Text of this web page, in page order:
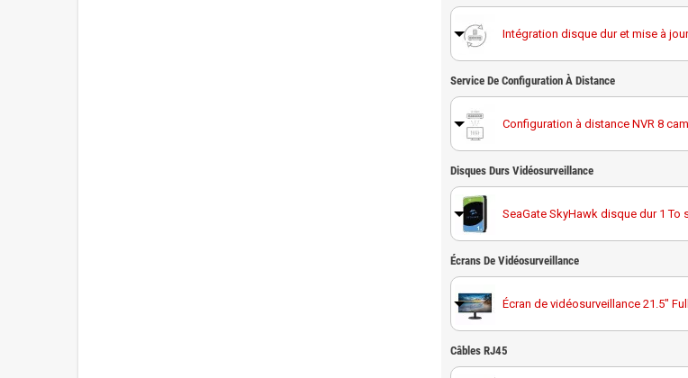
Intégration disque dur et mise à
Service De Configuration À Distance
Configuration à distance NVR 8
Disques Durs Vidéosurveillance
SeaGate SkyHawk disque dur 1 To
Disque dur 1 To spécial
Écrans De Vidéosurveillance
Écran de vidéosurveillance 21.5"
Écran de vidéosurveillance 32" full
Câbles RJ45